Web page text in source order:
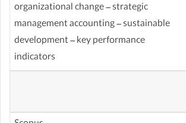
organizational change – strategic
management accounting – sustainable
development – key performance
indicators